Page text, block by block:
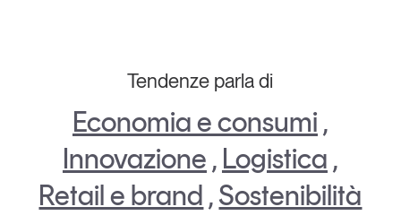
Tendenze parla di
Economia e consumi ,
Innovazione , Logistica ,
Retail e brand ,Sostenibilità